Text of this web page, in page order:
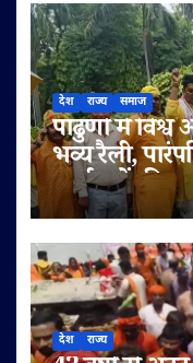
देश राज्य समाज
पांढुर्णा में
भव्य रैली,
कार्यक्रमों की
देश राज्य